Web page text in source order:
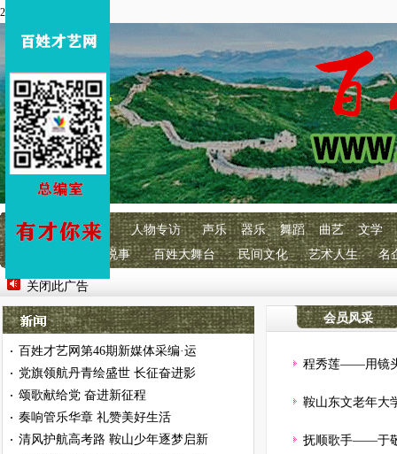
关闭此广告
2026年8月10 星期一
首页 百艺快讯 人物专访 声乐 器乐 舞蹈 曲艺
文学
百艺说事 百姓大舞台 民间文化 艺术人生 名
· 百姓才艺网第46期新媒体采编·运
· 党旗领航丹青绘盛世 长征奋进影
· 颂歌献给党 奋进新征程
· 奏响管乐华章 礼赞美好生活
· 清风护航高考路 鞍山少年逐梦启新
会员风采
程秀莲——用镜
鞍山东文老年大
抚顺歌手——于